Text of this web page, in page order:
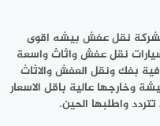
نقل عفش بيشه اقوى
نقل عفش واثاث واسعة
بفك ونقل العفش والاثاث
وخارجها عالية باقل الاسعار
واطلبها الحين.